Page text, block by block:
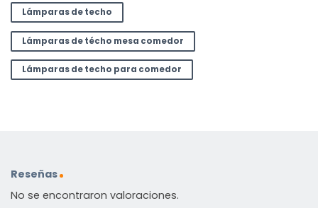
Lámparas de techo
Lámparas de técho mesa comedor
Lámparas de techo para comedor
Reseñas
No se encontraron valoraciones.